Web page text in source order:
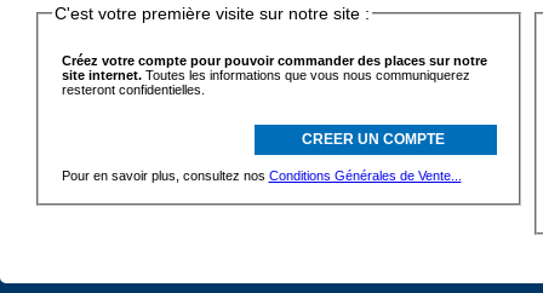
C'est votre première visite sur notre site :
Créez votre compte pour pouvoir commander des places sur notre
site internet. Toutes les informations que vous nous communiquerez
resteront confidentielles.
Pour en savoir plus, consultez nos Conditions Générales de Vente...